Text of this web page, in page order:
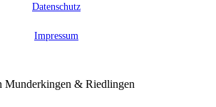
Datenschutz
Impressum
Munderkingen & Riedlingen